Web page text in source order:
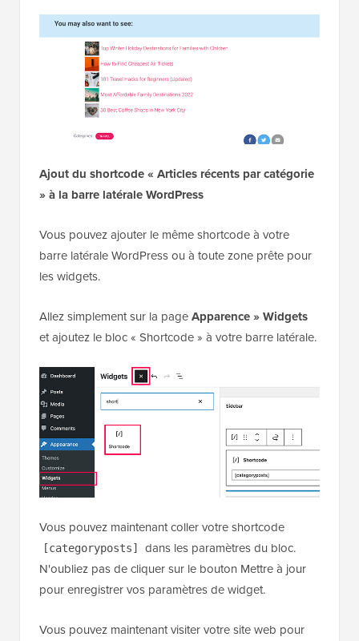
Ajout du shortcode « Articles récents par catégorie
» à la barre latérale WordPress
Vous pouvez ajouter le même shortcode à votre
barre latérale WordPress ou à toute zone prête pour
les widgets.
Allez simplement sur la pageApparence » Widgets
et ajoutez le bloc « Shortcode » à votre barre latérale.
Vous pouvez maintenant coller votre shortcode
[categoryposts]
dans les paramètres du bloc.
N'oubliez pas de cliquer sur le bouton Mettre à jour
pour enregistrer vos paramètres de widget.
Vous pouvez maintenant visiter votre site web pour